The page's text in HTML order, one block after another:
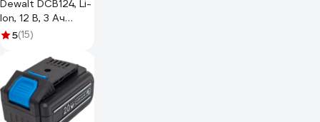
Dewalt DCB124, Li-
Ion, 12 В, 3 Ач
DCB124-XJ
5(15)